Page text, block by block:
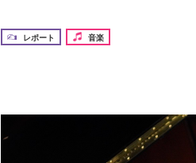
レポート 音楽